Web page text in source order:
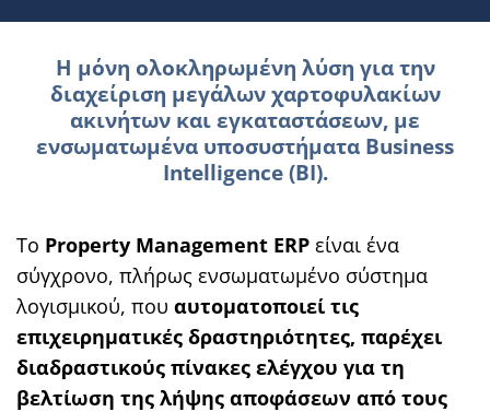
Η μόνη ολοκληρωμένη λύση για την
διαχείριση μεγάλων χαρτοφυλακίων
ακινήτων και εγκαταστάσεων, με
ενσωματωμένα υποσυστήματα Business
Intelligence (BI).
Το Property Management ERP είναι ένα
σύγχρονο, πλήρως ενσωματωμένο σύστημα
λογισμικού, που αυτοματοποιεί τις
επιχειρηματικές δραστηριότητες, παρέχει
διαδραστικούς πίνακες ελέγχου για τη
βελτίωση της λήψης αποφάσεων από τους